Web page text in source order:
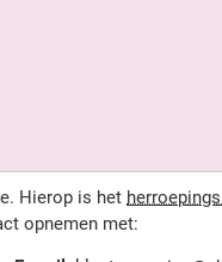
Hierop is het
opnemen met: